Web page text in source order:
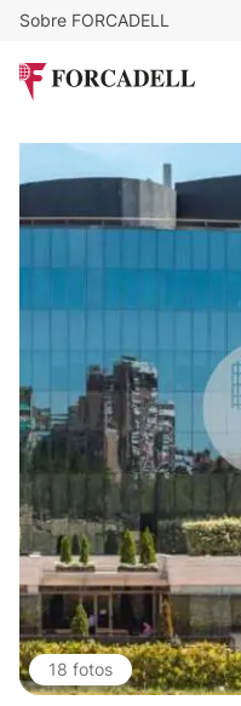
Sobre FORCADELL
Alquiler Oficina
Naciones
18 fotos